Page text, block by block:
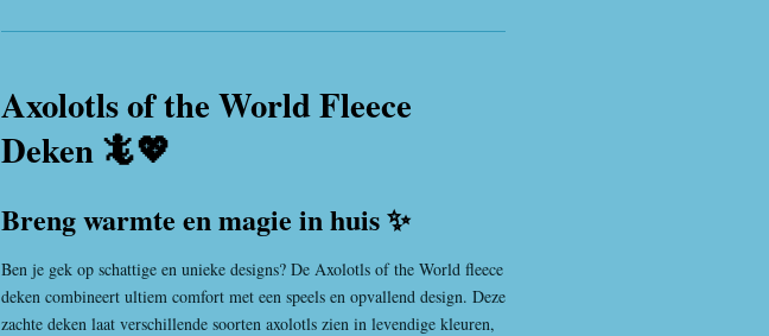
Axolotls of the World Fleece
Deken 🦎💖
Breng warmte en magie in huis ✨
Ben je gek op schattige en unieke designs? De Axolotls of the World fleece
deken combineert ultiem comfort met een speels en opvallend design. Deze
zachte deken laat verschillende soorten axolotls zien in levendige kleuren,